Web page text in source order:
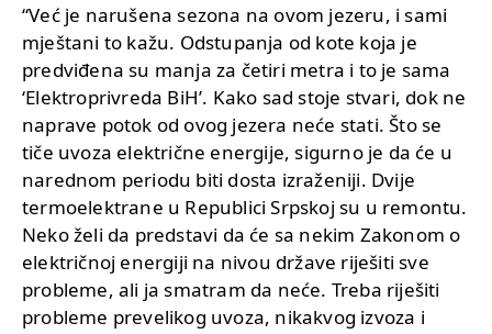
“Već je narušena sezona na ovom jezeru, i sami
mještani to kažu. Odstupanja od kote koja je
predviđena su manja za četiri metra i to je sama
‘Elektroprivreda BiH’. Kako sad stoje stvari, dok ne
naprave potok od ovog jezera neće stati. Što se
tiče uvoza električne energije, sigurno je da će u
narednom periodu biti dosta izraženiji. Dvije
termoelektrane u Republici Srpskoj su u remontu.
Neko želi da predstavi da će sa nekim Zakonom o
električnoj energiji na nivou države riješiti sve
probleme, ali ja smatram da neće. Treba riješiti
probleme prevelikog uvoza, nikakvog izvoza i